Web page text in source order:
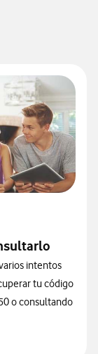
intentos
tu código
o consultando